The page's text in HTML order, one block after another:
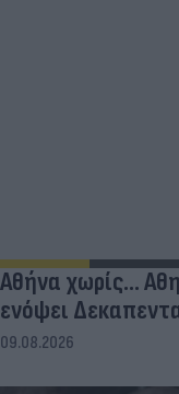
Αθήνα χωρίς…
ενόψει
09.08.2026